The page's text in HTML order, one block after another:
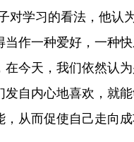
对学习的看法，他认
当作一种爱好，一种
在今天，我们依然认
发自内心地喜欢，就
从而促使自己走向成